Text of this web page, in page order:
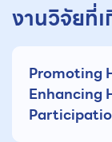
งานวิจัยที่
Promoting
Enhancing